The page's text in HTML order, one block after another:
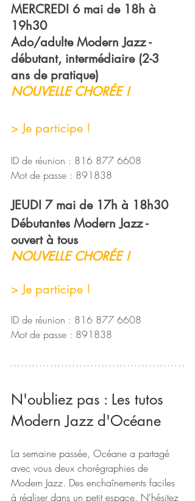
MERCREDI 6 mai de 18h à
19h30
Ado/adulte Modern Jazz -
débutant, intermédiaire (2-3
ans de pratique)
NOUVELLE CHORÉE !
> Je participe !
ID de réunion : 816 877 6608
Mot de passe : 891838
JEUDI 7 mai de 17h à 18h30
Débutantes Modern Jazz -
ouvert à tous
NOUVELLE CHORÉE !
> Je participe !
ID de réunion : 816 877 6608
Mot de passe : 891838
N'oubliez pas : Les tutos
Modern Jazz d'Océane
La semaine passée, Océane a partagé
avec vous deux chorégraphies de
Modern Jazz. Des enchaînements faciles
à réaliser dans un petit espace. N'hésitez